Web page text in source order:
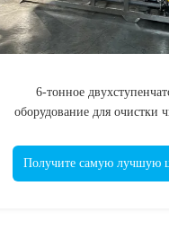
6-тонное
оборудование для очистки
промышленности
Получите самую лучшую